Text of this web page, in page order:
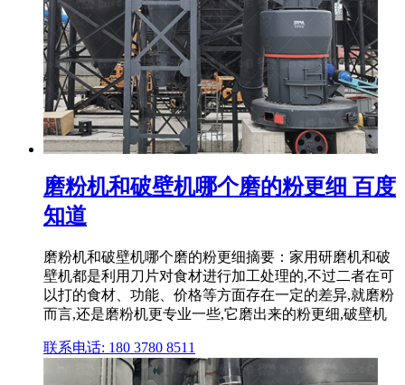
磨粉机和破壁机哪个磨的粉更细 百度
知道
磨粉机和破壁机哪个磨的粉更细摘要：家用研磨机和破
壁机都是利用刀片对食材进行加工处理的,不过二者在可
以打的食材、功能、价格等方面存在一定的差异,就磨粉
而言,还是磨粉机更专业一些,它磨出来的粉更细,破壁机
联系电话: 180 3780 8511